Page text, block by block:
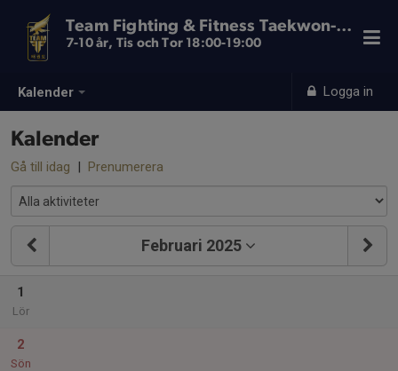
Kalender Logga in
Team Fighting & Fitness Taekwon-Do
7-10 år, Tis och Tor 18:00-19:00
Kalender
Gå till idag | Prenumerera
Februari 2025
1
Lör
2
Sön